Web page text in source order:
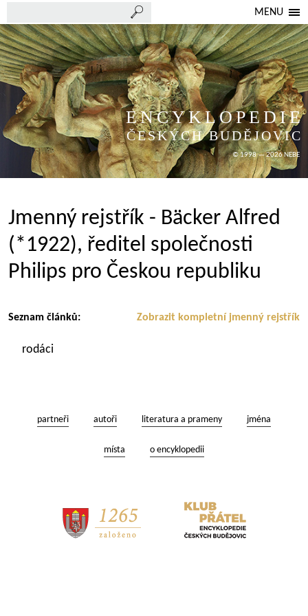
MENU
ENCYKLOPEDIE
ČESKÝCH BUDĚJOVIC
© 1998 — 2026 NEBE
Jmenný rejstřík - Bäcker Alfred
(*1922), ředitel společnosti
Philips pro Českou republiku
Zobrazit kompletní jmenný rejstřík
Seznam článků:
rodáci
partneři autoři literatura a prameny jména
místa o encyklopedii